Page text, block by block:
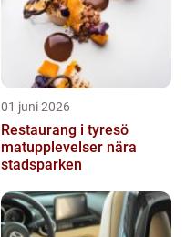
01 juni 2026
Restaurang i tyresö
matupplevelser nära
stadsparken